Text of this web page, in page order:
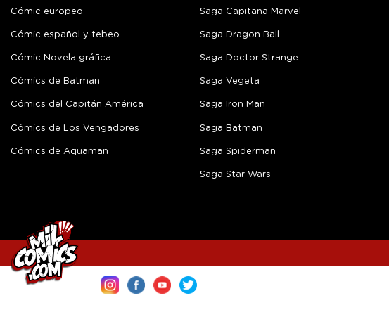
Cómic europeo
Cómic español y tebeo
Cómic Novela gráfica
Cómics de Batman
Cómics del Capitán América
Cómics de Los Vengadores
Cómics de Aquaman
Saga Capitana Marvel
Saga Dragon Ball
Saga Doctor Strange
Saga Vegeta
Saga Iron Man
Saga Batman
Saga Spiderman
Saga Star Wars